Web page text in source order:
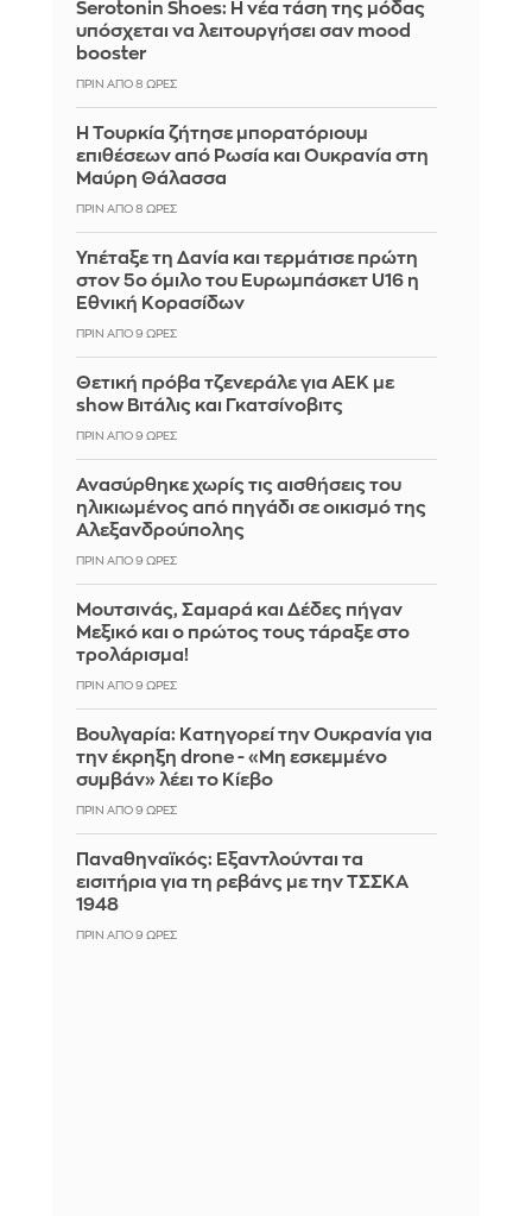
Serotonin Shoes: Η νέα τάση της μόδας
υπόσχεται να λειτουργήσει σαν mood
booster
ΠΡΙΝ ΑΠΌ 8 ΏΡΕΣ
Η Τουρκία ζήτησε μπορατόριουμ
επιθέσεων από Ρωσία και Ουκρανία στη
Μαύρη Θάλασσα
ΠΡΙΝ ΑΠΌ 8 ΏΡΕΣ
Υπέταξε τη Δανία και τερμάτισε πρώτη
στον 5ο όμιλο του Ευρωμπάσκετ U16 η
Εθνική Κορασίδων
ΠΡΙΝ ΑΠΌ 9 ΏΡΕΣ
Θετική πρόβα τζενεράλε για ΑΕΚ με
show Βιτάλις και Γκατσίνοβιτς
ΠΡΙΝ ΑΠΌ 9 ΏΡΕΣ
Ανασύρθηκε χωρίς τις αισθήσεις του
ηλικιωμένος από πηγάδι σε οικισμό της
Αλεξανδρούπολης
ΠΡΙΝ ΑΠΌ 9 ΏΡΕΣ
Μουτσινάς, Σαμαρά και Δέδες πήγαν
Μεξικό και ο πρώτος τους τάραξε στο
τρολάρισμα!
ΠΡΙΝ ΑΠΌ 9 ΏΡΕΣ
Βουλγαρία: Κατηγορεί την Ουκρανία για
την έκρηξη drone - «Μη εσκεμμένο
συμβάν» λέει το Κίεβο
ΠΡΙΝ ΑΠΌ 9 ΏΡΕΣ
Παναθηναϊκός: Εξαντλούνται τα
εισιτήρια για τη ρεβάνς με την ΤΣΣΚΑ
1948
ΠΡΙΝ ΑΠΌ 9 ΏΡΕΣ